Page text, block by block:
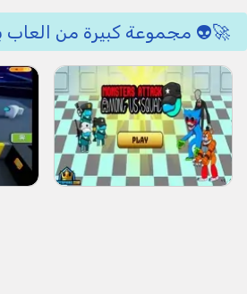
🚀👽 مجموعة كبيرة من العاب